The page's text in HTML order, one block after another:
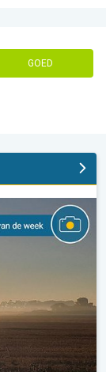
GOED
. .